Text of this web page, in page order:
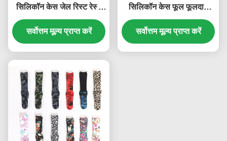
सिलिकॉन केस जेल रिस्ट रेस्ट
बेस्वाद
सर्वोत्तम मूल्य प्राप्त करें
सिलिकॉन केस फूल फूलदान
अलग करने योग्य दीवार पर
लगाया गया
सर्वोत्तम मूल्य प्राप्त करें